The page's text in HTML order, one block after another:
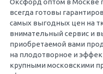
Оксфорд оптом в
всегда готовы
самых выгодных цен на
внимательный сервис и
приобретаемой вами
на плодотворное и
крупными московскими